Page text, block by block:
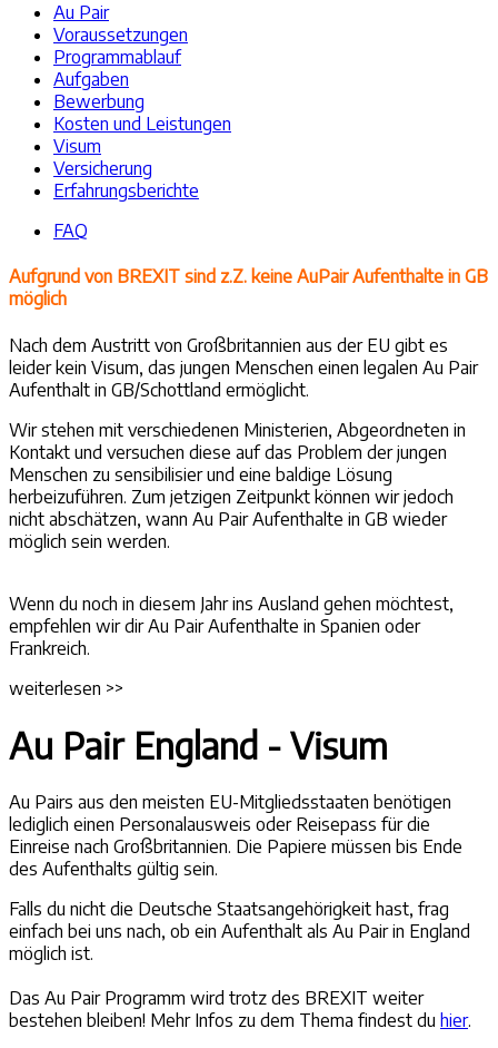
Au Pair
Voraussetzungen
Programmablauf
Aufgaben
Bewerbung
Kosten und Leistungen
Visum
Versicherung
Erfahrungsberichte
FAQ
Aufgrund von BREXIT sind z.Z. keine AuPair Aufenthalte in GB
möglich
Nach dem Austritt von Großbritannien aus der EU gibt es
leider kein Visum, das jungen Menschen einen legalen Au Pair
Aufenthalt in GB/Schottland ermöglicht.
Wir stehen mit verschiedenen Ministerien, Abgeordneten in
Kontakt und versuchen diese auf das Problem der jungen
Menschen zu sensibilisier und eine baldige Lösung
herbeizuführen. Zum jetzigen Zeitpunkt können wir jedoch
nicht abschätzen, wann Au Pair Aufenthalte in GB wieder
möglich sein werden.
Wenn du noch in diesem Jahr ins Ausland gehen möchtest,
empfehlen wir dir Au Pair Aufenthalte in Spanien oder
Frankreich.
weiterlesen >>
Au Pair England - Visum
Au Pairs aus den meisten EU-Mitgliedsstaaten benötigen
lediglich einen Personalausweis oder Reisepass für die
Einreise nach Großbritannien. Die Papiere müssen bis Ende
des Aufenthalts gültig sein.
Falls du nicht die Deutsche Staatsangehörigkeit hast, frag
einfach bei uns nach, ob ein Aufenthalt als Au Pair in England
möglich ist.
Das Au Pair Programm wird trotz des BREXIT weiter
bestehen bleiben! Mehr Infos zu dem Thema findest du hier.